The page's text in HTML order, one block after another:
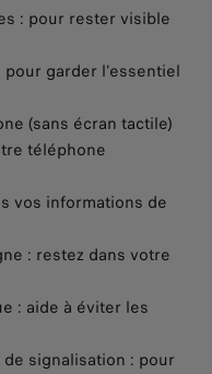
: pour rester visible
garder l’essentiel
(sans écran tactile)
téléphone
vos informations de
: restez dans votre
: aide à éviter les
signalisation : pour